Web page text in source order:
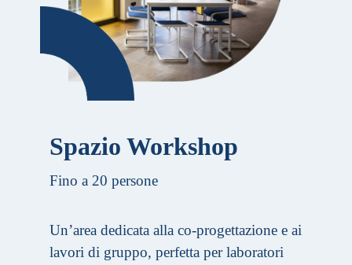
Spazio Workshop
Fino a 20 persone
Un’area dedicata alla co-progettazione e ai
lavori di gruppo, perfetta per laboratori